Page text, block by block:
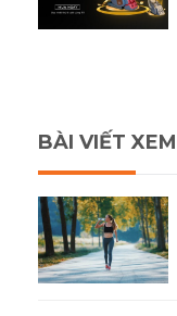
BÀI VIẾT